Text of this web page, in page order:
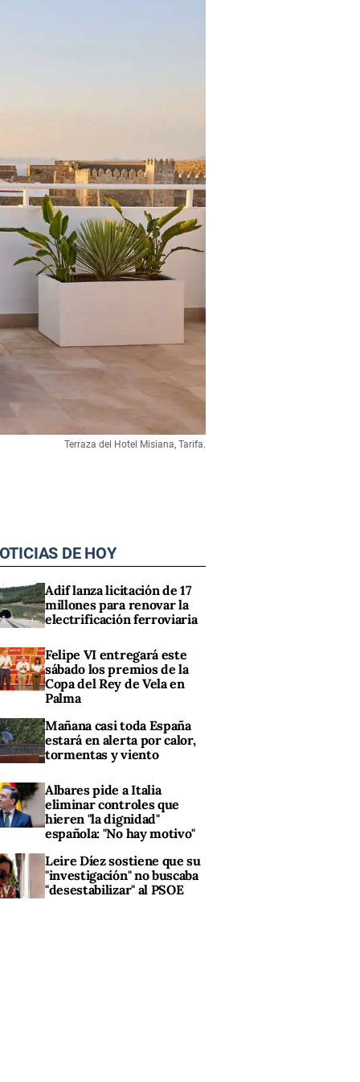
Terraza del Hotel Misiana, Tarifa.
DE HOY
Adif lanza licitación de 17
millones para renovar la
electrificación ferroviaria
Felipe VI entregará este
sábado los premios de la
Copa del Rey de Vela en
Palma
Mañana casi toda España
estará en alerta por calor,
tormentas y viento
Albares pide a Italia
eliminar controles que
hieren "la dignidad"
española: "No hay motivo"
Leire Díez sostiene que su
"investigación" no buscaba
"desestabilizar" al PSOE